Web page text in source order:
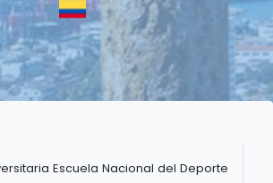
Escuela Nacional del Deporte